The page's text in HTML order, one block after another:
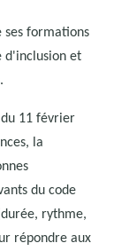
ses formations
d'inclusion et
11 février
la
du code
rythme,
répondre aux